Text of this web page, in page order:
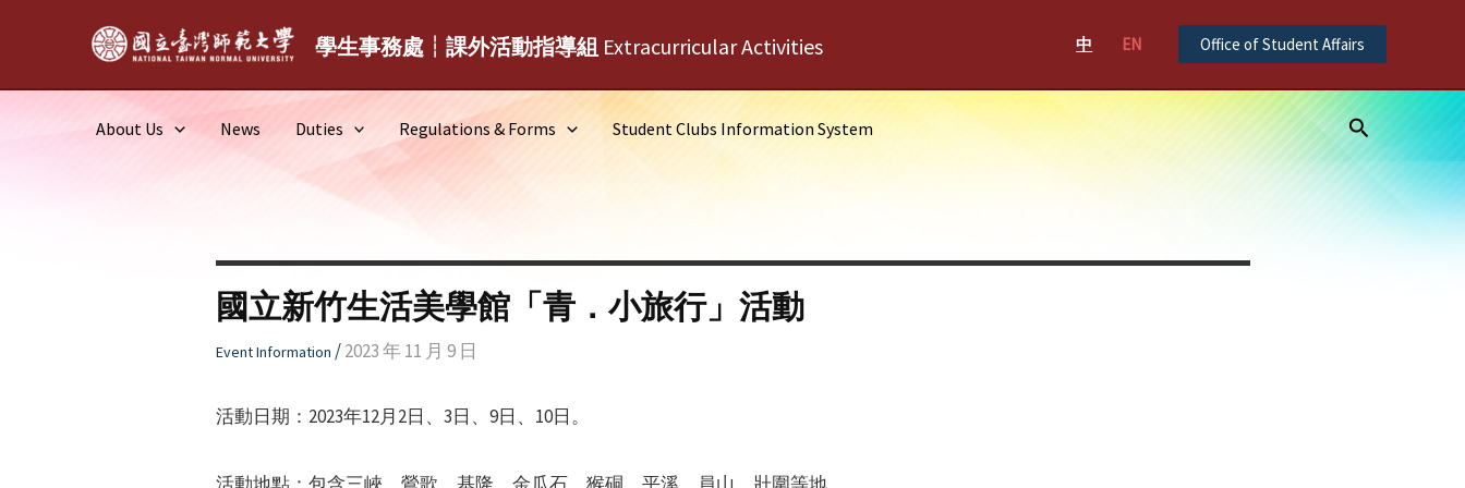
學生事務處┆課外活動指導組 Extracurricular Activities 中 EN Office of Student Affairs
About Us News Duties Regulations & Forms Student Clubs Information System Search
國立新竹生活美學館「青．小旅行」活動
Event Information /2023 年 11 月 9 日
活動日期：2023年12月2日、3日、9日、10日。
活動地點：包含三峽、鶯歌、基隆、金瓜石、猴硐、平溪、員山、壯圍等地。